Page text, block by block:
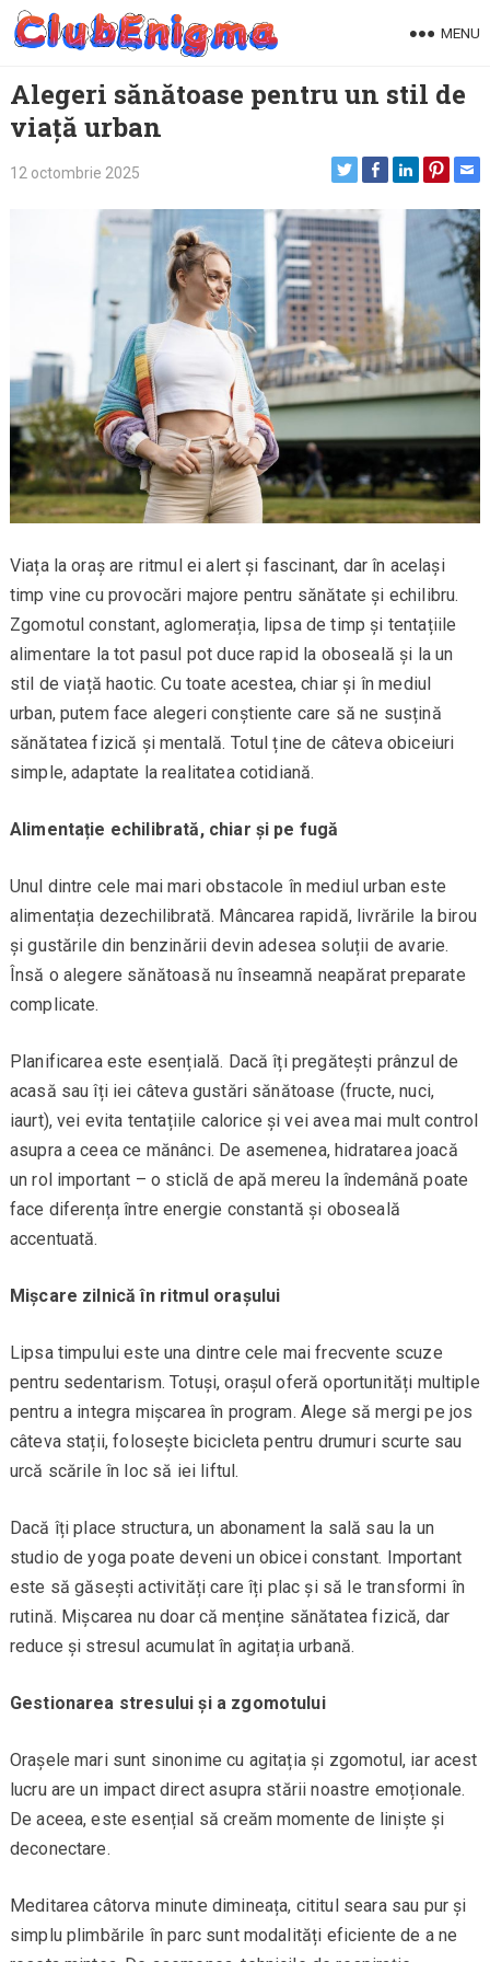
Skip
MENU
Alegeri sănătoase pentru un stil de
viață urban
12 octombrie 2025
Viața la oraș are ritmul ei alert și fascinant, dar în același
timp vine cu provocări majore pentru sănătate și echilibru.
Zgomotul constant, aglomerația, lipsa de timp și tentațiile
alimentare la tot pasul pot duce rapid la oboseală și la un
stil de viață haotic. Cu toate acestea, chiar și în mediul
urban, putem face alegeri conștiente care să ne susțină
sănătatea fizică și mentală. Totul ține de câteva obiceiuri
simple, adaptate la realitatea cotidiană.
Alimentație echilibrată, chiar și pe fugă
Unul dintre cele mai mari obstacole în mediul urban este
alimentația dezechilibrată. Mâncarea rapidă, livrările la birou
și gustările din benzinării devin adesea soluții de avarie.
Însă o alegere sănătoasă nu înseamnă neapărat preparate
complicate.
Planificarea este esențială. Dacă îți pregătești prânzul de
acasă sau îți iei câteva gustări sănătoase (fructe, nuci,
iaurt), vei evita tentațiile calorice și vei avea mai mult control
asupra a ceea ce mănânci. De asemenea, hidratarea joacă
un rol important – o sticlă de apă mereu la îndemână poate
face diferența între energie constantă și oboseală
accentuată.
Mișcare zilnică în ritmul orașului
Lipsa timpului este una dintre cele mai frecvente scuze
pentru sedentarism. Totuși, orașul oferă oportunități multiple
pentru a integra mișcarea în program. Alege să mergi pe jos
câteva stații, folosește bicicleta pentru drumuri scurte sau
urcă scările în loc să iei liftul.
Dacă îți place structura, un abonament la sală sau la un
studio de yoga poate deveni un obicei constant. Important
este să găsești activități care îți plac și să le transformi în
rutină. Mișcarea nu doar că menține sănătatea fizică, dar
reduce și stresul acumulat în agitația urbană.
Gestionarea stresului și a zgomotului
Orașele mari sunt sinonime cu agitația și zgomotul, iar acest
lucru are un impact direct asupra stării noastre emoționale.
De aceea, este esențial să creăm momente de liniște și
deconectare.
Meditarea câtorva minute dimineața, cititul seara sau pur și
simplu plimbările în parc sunt modalități eficiente de a ne